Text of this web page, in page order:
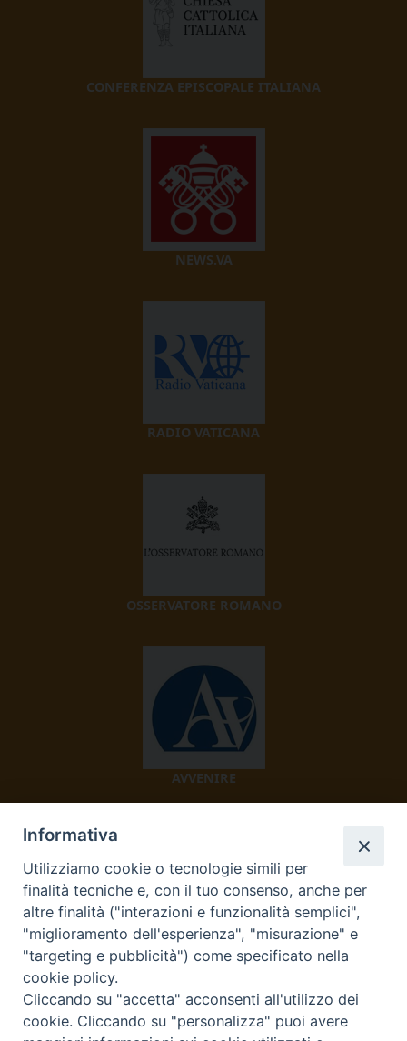
CONFERENZA EPISCOPALE ITALIANA
NEWS.VA
RADIO VATICANA
OSSERVATORE ROMANO
AVVENIRE
TV 2000
Informativa
Utilizziamo cookie o tecnologie simili per
finalità tecniche e, con il tuo consenso, anche per
altre finalità ("interazioni e funzionalità semplici",
"miglioramento dell'esperienza", "misurazione" e
"targeting e pubblicità") come specificato nella
cookie policy.
Cliccando su "accetta" acconsenti all'utilizzo dei
cookie. Cliccando su "personalizza" puoi avere